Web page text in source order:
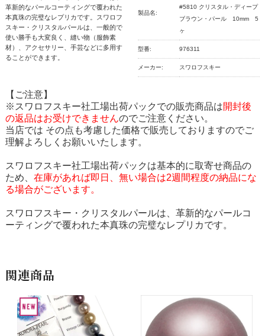
革新的なパールコーティングで覆われた
本真珠の完璧なレプリカです。スワロフ
スキー・クリスタルパールは、一般的で
使い勝手も大変良く、縫い物（服飾素
材）、アクセサリー、手芸などに多用す
ることができます。
製品名:
#5810 クリスタル・ディープ
ブラウン・パール 10mm 5
ヶ
型番: 976311
メーカー: スワロフスキー
【ご注意】
※スワロフスキー社工場出荷パックでの販売商品は開封後
の返品はお受けできませんのでご注意ください。
当店では その点も考慮した価格で販売しておりますのでご
理解よろしくお願いいたします。
スワロフスキー社工場出荷パックは基本的に取寄せ商品の
ため、 在庫があれば即日、無い場合は2週間程度の納品にな
る場合がございます。
スワロフスキー・クリスタルパールは、革新的なパールコ
ーティングで覆われた本真珠の完璧なレプリカです。
関連商品